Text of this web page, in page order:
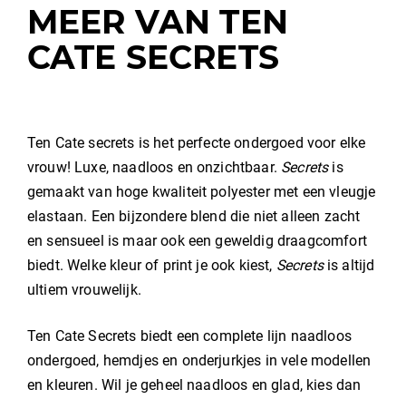
MEER VAN TEN
CATE SECRETS
Ten Cate secrets is het perfecte ondergoed voor elke
vrouw! Luxe, naadloos en onzichtbaar. Secretsis
gemaakt van hoge kwaliteit polyester met een vleugje
elastaan. Een bijzondere blend die niet alleen zacht
en sensueel is maar ook een geweldig draagcomfort
biedt. Welke kleur of print je ook kiest, Secretsis altijd
ultiem vrouwelijk.
Ten Cate Secrets biedt een complete lijn naadloos
ondergoed, hemdjes en onderjurkjes in vele modellen
en kleuren. Wil je geheel naadloos en glad, kies dan